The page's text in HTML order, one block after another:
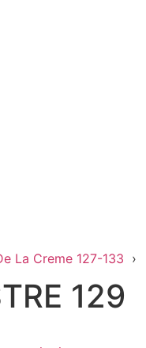
La Creme 127-133 ›
129